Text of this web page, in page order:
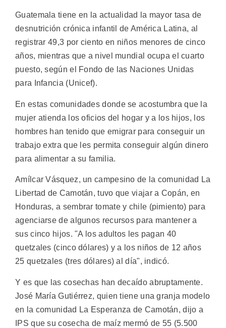
Guatemala tiene en la actualidad la mayor tasa de
desnutrición crónica infantil de América Latina, al
registrar 49,3 por ciento en niños menores de cinco
años, mientras que a nivel mundial ocupa el cuarto
puesto, según el Fondo de las Naciones Unidas
para Infancia (Unicef).
En estas comunidades donde se acostumbra que la
mujer atienda los oficios del hogar y a los hijos, los
hombres han tenido que emigrar para conseguir un
trabajo extra que les permita conseguir algún dinero
para alimentar a su familia.
Amílcar Vásquez, un campesino de la comunidad La
Libertad de Camotán, tuvo que viajar a Copán, en
Honduras, a sembrar tomate y chile (pimiento) para
agenciarse de algunos recursos para mantener a
sus cinco hijos. "A los adultos les pagan 40
quetzales (cinco dólares) y a los niños de 12 años
25 quetzales (tres dólares) al día", indicó.
Y es que las cosechas han decaído abruptamente.
José María Gutiérrez, quien tiene una granja modelo
en la comunidad La Esperanza de Camotán, dijo a
IPS que su cosecha de maíz mermó de 55 (5.500